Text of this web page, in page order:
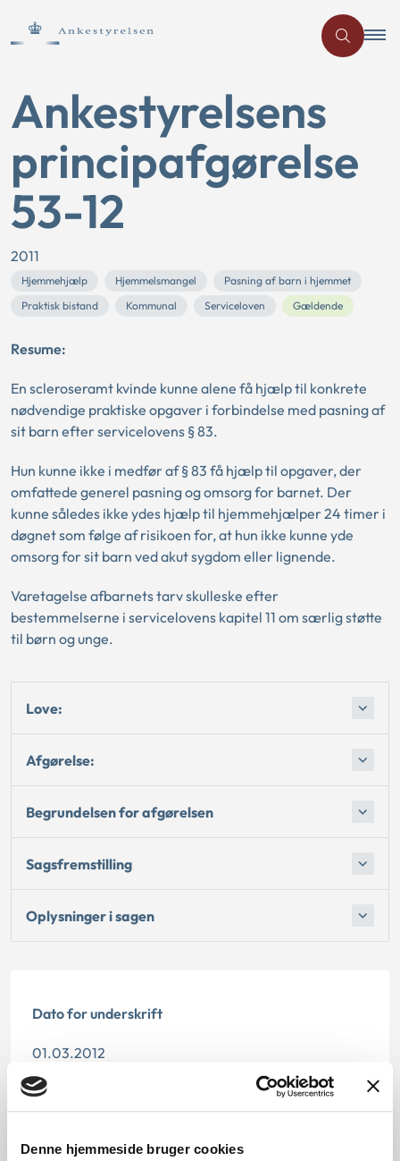
Denne hjemmeside bruger cookies
Ankestyrelsens
principafgørelse
53-12
2011
Hjemmehjælp Hjemmelsmangel
Pasning af barn i hjemmet
Praktisk bistand
Kommunal Serviceloven Gældende
Resume:
En scleroseramt kvinde kunne alene få hjælp til konkrete
nødvendige praktiske opgaver i forbindelse med pasning af
sit barn efter servicelovens § 83.
Hun kunne ikke i medfør af § 83 få hjælp til opgaver, der
omfattede generel pasning og omsorg for barnet. Der
kunne således ikke ydes hjælp til hjemmehjælper 24 timer i
døgnet som følge af risikoen for, at hun ikke kunne yde
omsorg for sit barn ved akut sygdom eller lignende.
Varetagelse afbarnets tarv skulleske efter
bestemmelserne i servicelovens kapitel 11 om særlig støtte
til børn og unge.
Love:
Afgørelse:
Begrundelsen for afgørelsen
Sagsfremstilling
Oplysninger i sagen
Dato for underskrift
01.03.2012
Offentliggørelsesdato